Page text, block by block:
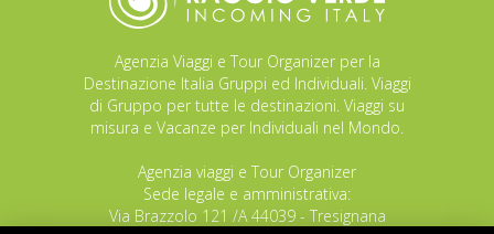
Agenzia Viaggi e Tour Organizer per la
Destinazione Italia Gruppi ed Individuali. Viaggi
di Gruppo per tutte le destinazioni. Viaggi su
misura e Vacanze per Individuali nel Mondo.
Agenzia viaggi e Tour Organizer
Sede legale e amministrativa:
Via Brazzolo 121 /A 44039 - Tresignana